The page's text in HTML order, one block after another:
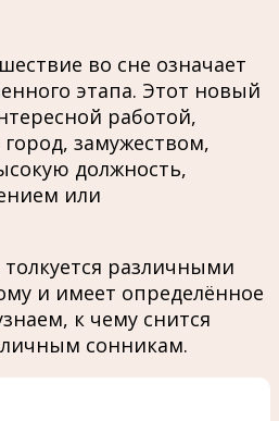
во сне означает
этапа. Этот новый
работой,
замужеством,
должность,
или
различными
и имеет определённое
к чему снится
сонникам.